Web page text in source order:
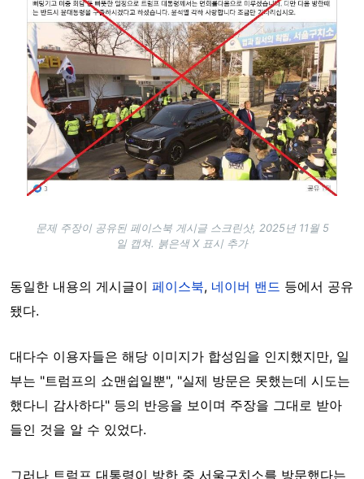
문제 주장이 공유된 페이스북 게시글 스크린샷, 2025년 11월 5
일 캡쳐. 붉은색 X 표시 추가
동일한 내용의 게시글이 페이스북, 네이버 밴드 등에서 공유
됐다.
대다수 이용자들은 해당 이미지가 합성임을 인지했지만, 일
부는 "트럼프의 쇼맨쉽일뿐", "실제 방문은 못했는데 시도는
했다니 감사하다" 등의 반응을 보이며 주장을 그대로 받아
들인 것을 알 수 있었다.
그러나 트럼프 대통령이 방한 중 서울구치소를 방문했다는